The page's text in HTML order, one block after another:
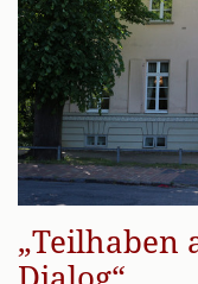
„Teilhaben